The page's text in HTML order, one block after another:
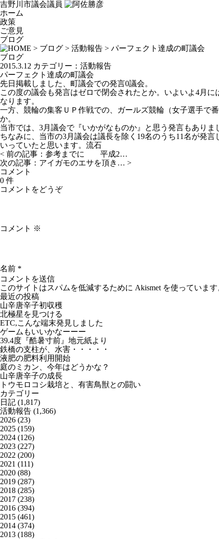
吉野川市議会議員
ホーム
政策
ご意見
ブログ
> ブログ > 活動報告 > パーフェクト達成の町議会
ブログ
2015.3.12 カテゴリー： 活動報告
パーフェクト達成の町議会
先日掲載しました、町議会での発言0議会。
この度の議会も発言はゼロで閉会されたとか。いよいよ4月
なります。
一方、競輪の集客ＵＰ作戦での、ガールズ競輪（女子選手で
か。
当市では、3月議会で『いかがなものか』と思う発言もありま
ちなみに、当市の3月議会は議長を除く19名のうち11名が発
いっていたと思います。流石
< 前の記事： 参考までに 平成2…
次の記事： アイガモのエサを頂き… >
コメント
0 件
コメントをどうぞ
コメント ※
名前 *
このサイトはスパムを低減するために Akismet を使っていま
最近の投稿
山辛唐辛子初収穫
北極星を見つける
ETC,こんな端末発見しました
ゲームもいいかなーーー
39.4度『酷暑寸前』地元紙より
鉄橋の支柱が、水害・・・・・
液肥の肥料利用開始
庭のミカン、今年はどうかな？
山辛唐辛子の成長
トウモロコシ栽培と、有害鳥獣との闘い
カテゴリー
日記 (1,817)
活動報告 (1,366)
2026 (23)
2025 (159)
2024 (126)
2023 (227)
2022 (200)
2021 (111)
2020 (88)
2019 (287)
2018 (285)
2017 (238)
2016 (394)
2015 (461)
2014 (374)
2013 (188)